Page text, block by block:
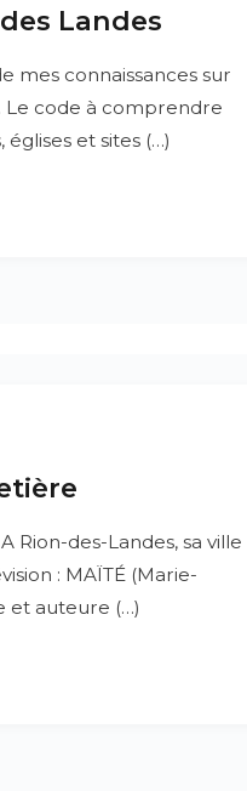
Landes
mes connaissances sur
code à comprendre
et sites (…)
Rion-des-Landes, sa ville
: MAÏTÉ (Marie-
et auteure (…)